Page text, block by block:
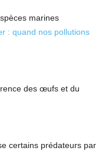
marines
: quand nos pollutions
des œufs et du
certains prédateurs par